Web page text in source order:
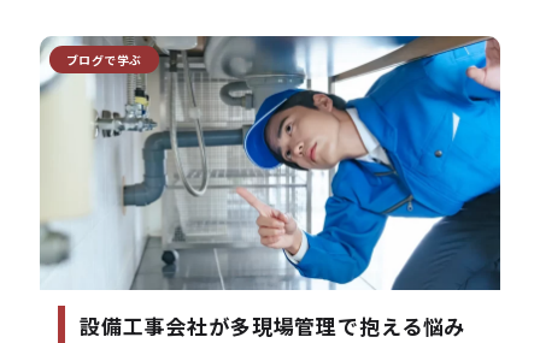
設備工事会社が多現場管理で抱える悩み
ブログで学ぶ